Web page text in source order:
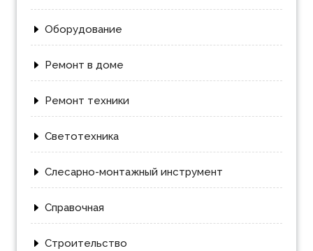
Оборудование
Ремонт в доме
Ремонт техники
Светотехника
Слесарно-монтажный инструмент
Справочная
Строительство